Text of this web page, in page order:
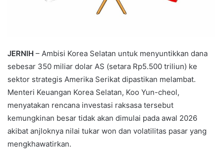
JERNIH – Ambisi Korea Selatan untuk menyuntikkan dana
sebesar 350 miliar dolar AS (setara Rp5.500 triliun) ke
sektor strategis Amerika Serikat dipastikan melambat.
Menteri Keuangan Korea Selatan, Koo Yun-cheol,
menyatakan rencana investasi raksasa tersebut
kemungkinan besar tidak akan dimulai pada awal 2026
akibat anjloknya nilai tukar won dan volatilitas pasar yang
mengkhawatirkan.